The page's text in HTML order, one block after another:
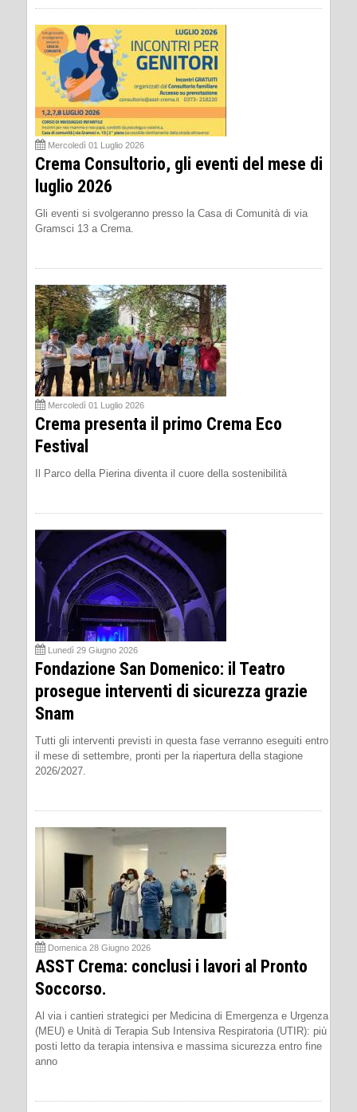
Mercoledì 01 Luglio 2026
Crema Consultorio, gli eventi del mese di
luglio 2026
Gli eventi si svolgeranno presso la Casa di Comunità di via
Gramsci 13 a Crema.
Mercoledì 01 Luglio 2026
Crema presenta il primo Crema Eco
Festival
Il Parco della Pierina diventa il cuore della sostenibilità
Lunedì 29 Giugno 2026
Fondazione San Domenico: il Teatro
prosegue interventi di sicurezza grazie
Snam
Tutti gli interventi previsti in questa fase verranno eseguiti entro
il mese di settembre, pronti per la riapertura della stagione
2026/2027.
Domenica 28 Giugno 2026
ASST Crema: conclusi i lavori al Pronto
Soccorso.
Al via i cantieri strategici per Medicina di Emergenza e Urgenza
(MEU) e Unità di Terapia Sub Intensiva Respiratoria (UTIR): più
posti letto da terapia intensiva e massima sicurezza entro fine
anno